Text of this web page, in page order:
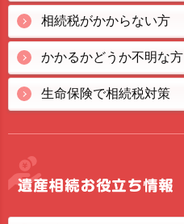
相続税がかからない方
かかるかどうか不明な方
生命保険で相続税対策